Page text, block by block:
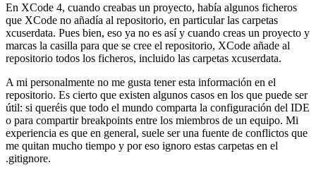
En XCode 4, cuando creabas un proyecto, había algunos ficheros
que XCode no añadía al repositorio, en particular las carpetas
xcuserdata. Pues bien, eso ya no es así y cuando creas un proyecto y
marcas la casilla para que se cree el repositorio, XCode añade al
repositorio todos los ficheros, incluido las carpetas xcuserdata.
A mi personalmente no me gusta tener esta información en el
repositorio. Es cierto que existen algunos casos en los que puede ser
útil: si queréis que todo el mundo comparta la configuración del IDE
o para compartir breakpoints entre los miembros de un equipo. Mi
experiencia es que en general, suele ser una fuente de conflictos que
me quitan mucho tiempo y por eso ignoro estas carpetas en el
.gitignore.